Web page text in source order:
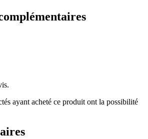
ayant acheté ce produit ont la possibilité